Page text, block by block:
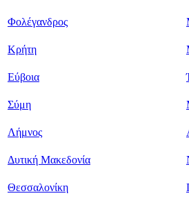
Φολέγανδρος
Κρήτη
Εύβοια
Σύμη
Λήμνος
Δυτική Μακεδονία
Θεσσαλονίκη